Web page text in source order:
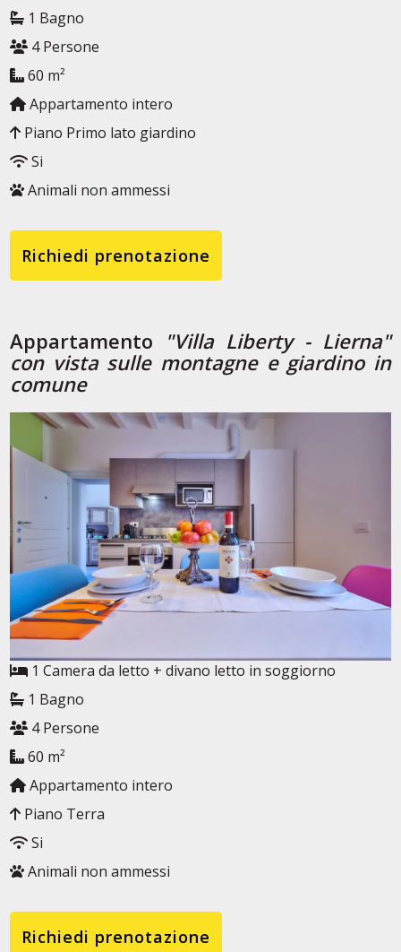
1 Bagno
4 Persone
60 m²
Appartamento intero
Piano Primo lato giardino
Si
Animali non ammessi
Richiedi prenotazione
Appartamento "Villa Liberty - Lierna"
con vista sulle montagne e giardino in
comune
1 Camera da letto + divano letto in soggiorno
1 Bagno
4 Persone
60 m²
Appartamento intero
Piano Terra
Si
Animali non ammessi
Richiedi prenotazione